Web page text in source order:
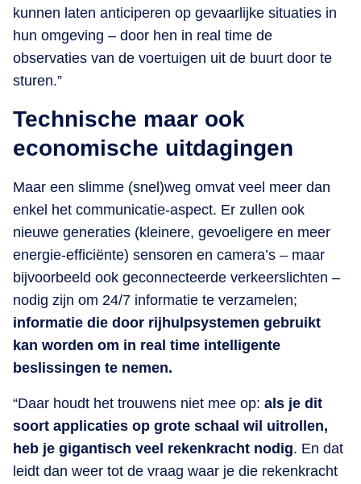
kunnen laten anticiperen op gevaarlijke situaties in
hun omgeving – door hen in real time de
observaties van de voertuigen uit de buurt door te
sturen.”
Technische maar ook
economische uitdagingen
Maar een slimme (snel)weg omvat veel meer dan
enkel het communicatie-aspect. Er zullen ook
nieuwe generaties (kleinere, gevoeligere en meer
energie-efficiënte) sensoren en camera’s – maar
bijvoorbeeld ook geconnecteerde verkeerslichten –
nodig zijn om 24/7 informatie te verzamelen;
informatie die door rijhulpsystemen gebruikt
kan worden om in real time intelligente
beslissingen te nemen.
“Daar houdt het trouwens niet mee op: als je dit
soort applicaties op grote schaal wil uitrollen,
heb je gigantisch veel rekenkracht nodig. En dat
leidt dan weer tot de vraag waar je die rekenkracht